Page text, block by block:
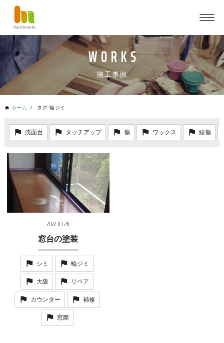
施工事例
ホーム タグ 輪ジミ
洗面台 タッチアップ 傷 ワックス 線傷
2022.03.26
窓台の塗装
シミ 輪ジミ
大阪 リペア
カウンター 補修
窓際